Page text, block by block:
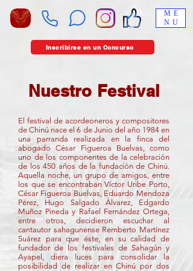
ME
NU
Inscribirse en un Concurso
El festival de acordeoneros y compositores
de Chinú nace el 6 de Junio del año 1984 en
una parranda realizada en la finca del
abogado César Figueroa Buelvas, como
uno de los componentes de la celebración
de los 450 años de la fundación de Chinú.
Aquella noche, un grupo de amigos, entre
los que se encontraban Víctor Uribe Porto,
César Figueroa Buelvas, Eduardo Mendoza
Pérez, Hugo Salgado Álvarez, Edgardo
Muñoz Pineda y Rafael Fernández Ortega,
entre otros, decidieron escuchar al
cantautor sahagunense Remberto Martínez
Suárez para que éste, en su calidad de
fundador de los festivales de Sahagún y
Ayapel, diera luces para consolidar la
posibilidad de realizar en Chinú por dos
Nuestro Festival